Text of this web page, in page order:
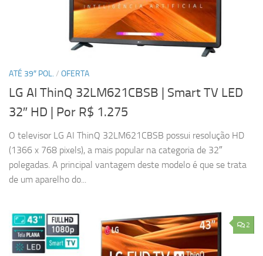
ATÉ 39″ POL. / OFERTA
LG AI ThinQ 32LM621CBSB | Smart TV LED
32″ HD
| Por R$ 1.275
O televisor LG AI ThinQ 32LM621CBSB possui resolução HD
(1366 x 768 pixels), a mais popular na categoria de 32″
polegadas. A principal vantagem deste modelo é que se trata
de um aparelho do...
2